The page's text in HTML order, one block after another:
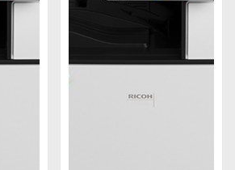
giá cả cạnh tranh, hiểu được
chất lượng với giá
tôi thường xuyên có các
giảm giá khi mua hàng.